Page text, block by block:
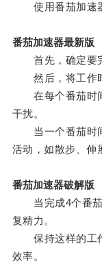
使用番茄加速器
番茄加速器最新版
首先，确定要完
然后，将工作时
在每个番茄时间
干扰。
当一个番茄时间
活动，如散步、伸
番茄加速器破解版
当完成4个番茄
复精力。
保持这样的工作
效率。